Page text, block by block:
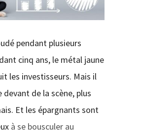
pendant plusieurs
cinq ans, le métal jaune
les investisseurs. Mais il
devant de la scène, plus
Et les épargnants sont
à se bousculer au